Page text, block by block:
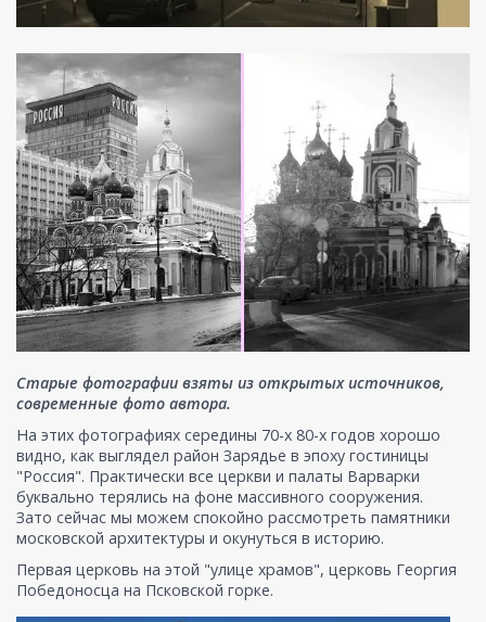
Старые фотографии взяты из открытых источников,
современные фото автора.
На этих фотографиях середины 70-х 80-х годов хорошо
видно, как выглядел район Зарядье в эпоху гостиницы
"Россия". Практически все церкви и палаты Варварки
буквально терялись на фоне массивного сооружения.
Зато сейчас мы можем спокойно рассмотреть памятники
московской архитектуры и окунуться в историю.
Первая церковь на этой "улице храмов", церковь Георгия
Победоносца на Псковской горке.